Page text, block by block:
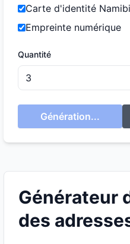
Carte d'identité
Empreinte numérique
Quantité
Génération...
Générateur
des